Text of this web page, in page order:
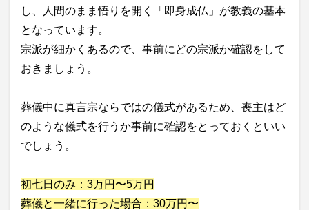
し、人間のまま悟りを開く「即身成仏」が教義の基本
となっています。
宗派が細かくあるので、事前にどの宗派か確認をして
おきましょう。
葬儀中に真言宗ならではの儀式があるため、喪主はど
のような儀式を行うか事前に確認をとっておくといい
でしょう。
初七日のみ：3万円〜5万円
葬儀と一緒に行った場合：30万円〜